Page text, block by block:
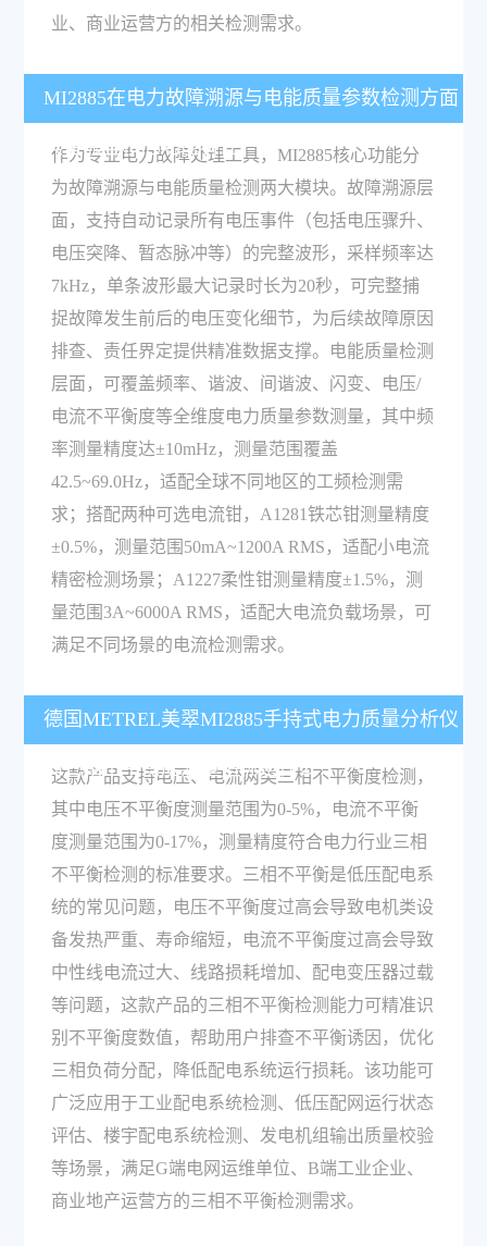
业、商业运营方的相关检测需求。
MI2885在电力故障溯源与电能质量参数检测方面
具备哪些核心功能特性？
作为专业电力故障处理工具，MI2885核心功能分
为故障溯源与电能质量检测两大模块。故障溯源层
面，支持自动记录所有电压事件（包括电压骤升、
电压突降、暂态脉冲等）的完整波形，采样频率达
7kHz，单条波形最大记录时长为20秒，可完整捕
捉故障发生前后的电压变化细节，为后续故障原因
排查、责任界定提供精准数据支撑。电能质量检测
层面，可覆盖频率、谐波、间谐波、闪变、电压/
电流不平衡度等全维度电力质量参数测量，其中频
率测量精度达±10mHz，测量范围覆盖
42.5~69.0Hz，适配全球不同地区的工频检测需
求；搭配两种可选电流钳，A1281铁芯钳测量精度
±0.5%，测量范围50mA~1200A RMS，适配小电流
精密检测场景；A1227柔性钳测量精度±1.5%，测
量范围3A~6000A RMS，适配大电流负载场景，可
满足不同场景的电流检测需求。
德国METREL美翠MI2885手持式电力质量分析仪
的三相不平衡度测量指标是什么？
这款产品支持电压、电流两类三相不平衡度检测，
其中电压不平衡度测量范围为0-5%，电流不平衡
度测量范围为0-17%，测量精度符合电力行业三相
不平衡检测的标准要求。三相不平衡是低压配电系
统的常见问题，电压不平衡度过高会导致电机类设
备发热严重、寿命缩短，电流不平衡度过高会导致
中性线电流过大、线路损耗增加、配电变压器过载
等问题，这款产品的三相不平衡检测能力可精准识
别不平衡度数值，帮助用户排查不平衡诱因，优化
三相负荷分配，降低配电系统运行损耗。该功能可
广泛应用于工业配电系统检测、低压配网运行状态
评估、楼宇配电系统检测、发电机组输出质量校验
等场景，满足G端电网运维单位、B端工业企业、
商业地产运营方的三相不平衡检测需求。